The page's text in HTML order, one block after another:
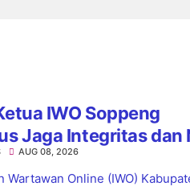
IWO Soppeng
Jaga Integritas dan
AUG 08, 2026
Wartawan Online (IWO)